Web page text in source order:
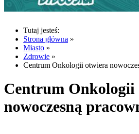
Tutaj jesteś:
Strona główna »
Miasto »
Zdrowie »
Centrum Onkologii otwiera
Centrum Onkologii
nowoczesną